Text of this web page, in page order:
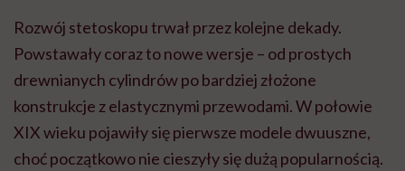
Rozwój stetoskopu trwał przez kolejne dekady.
Powstawały coraz to nowe wersje – od prostych
drewnianych cylindrów po bardziej złożone
konstrukcje z elastycznymi przewodami. W połowie
XIX wieku pojawiły się pierwsze modele dwuuszne,
choć początkowo nie cieszyły się dużą popularnością.